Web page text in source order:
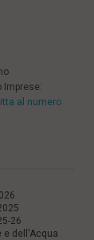
Imprese:
al numero
26
e dell'Acqua